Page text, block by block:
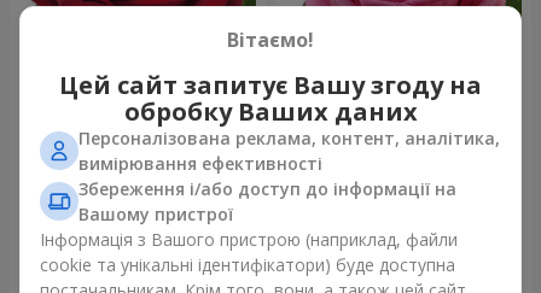
Червона троянда
(поштучно)
Замовити
Рожева троянда (поштучно)
Замовити
Вітаємо!
Цей сайт запитує Вашу згоду на
обробку Ваших даних
Персоналізована реклама, контент, аналітика,
вимірювання ефективності
Збереження і/або доступ до інформації на
Вашому пристрої
Інформація з Вашого пристрою (наприклад, файли
cookie та унікальні ідентифікатори) буде доступна